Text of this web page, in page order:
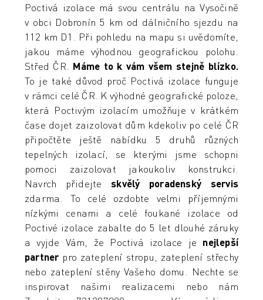
Poctivá izolace má svou centrálu na Vysočině
v obci Dobronín 5 km od dálničního sjezdu na
112 km D1. Při pohledu na mapu si uvědomíte,
jakou máme výhodnou geografickou polohu.
Střed ČR. Máme to k vám všem stejně blízko.
To je také důvod proč Poctivá izolace funguje
v rámci celé ČR. K výhodné geografické poloze,
která Poctivým izolacím umožňuje v krátkém
čase dojet zaizolovat dům kdekoliv po celé ČR
připočtěte ještě nabídku 5 druhů různých
tepelných izolací, se kterými jsme schopni
pomoci zaizolovat jakoukoliv konstrukci.
Navrch přidejteskvělý poradenský servis
zdarma. To celé ozdobte velmi příjemnými
nízkými cenami a celé foukané izolace od
Poctivé izolace zabalte do 5 let dlouhé záruky
a vyjde Vám, že Poctivá izolace je nejlepší
partnerpro zateplení stropu, zateplení střechy
nebo zateplení stěny Vašeho domu. Nechte se
inspirovat našimi realizacemi nebo nám